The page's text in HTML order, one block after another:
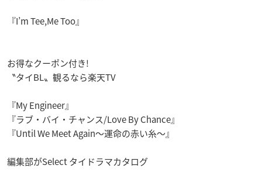
『I’m Tee,Me Too』
お得なクーポン付き!
〝タイBL〟観るなら楽天TV
『My Engineer』
『ラブ・バイ・チャンス/Love By Chance』
『Until We Meet Again～運命の赤い糸～』
編集部がSelect タイドラマカタログ